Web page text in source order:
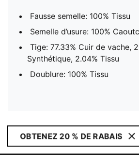
Fausse semelle: 100% Tissu
Semelle d’usure: 100%
Tige: 77.33% Cuir de vache,
Synthétique, 2.04% Tissu
Doublure: 100% Tissu
OBTENEZ 20 % DE RABAIS